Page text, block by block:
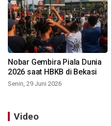
Nobar Gembira Piala Dunia
2026 saat HBKB di Bekasi
Senin, 29 Juni 2026
Video